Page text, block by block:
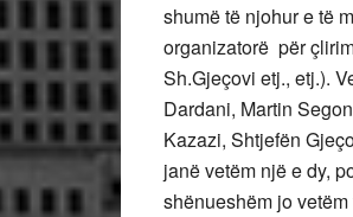
shumë të njohur e të
organizatorë për
Sh.Gjeçovi etj., etj.).
Dardani, Martin
Kazazi, Shtjefën
janë vetëm një e dy,
shënueshëm jo